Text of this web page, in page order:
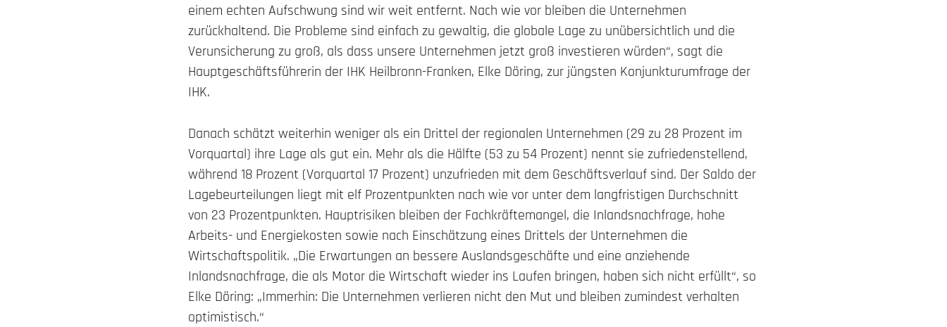
einem echten Aufschwung sind wir weit entfernt. Nach wie vor bleiben die Unternehmen
zurückhaltend. Die Probleme sind einfach zu gewaltig, die globale Lage zu unübersichtlich und die
Verunsicherung zu groß, als dass unsere Unternehmen jetzt groß investieren würden“, sagt die
Hauptgeschäftsführerin der IHK Heilbronn-Franken, Elke Döring, zur jüngsten Konjunkturumfrage der
IHK.
Danach schätzt weiterhin weniger als ein Drittel der regionalen Unternehmen (29 zu 28 Prozent im
Vorquartal) ihre Lage als gut ein. Mehr als die Hälfte (53 zu 54 Prozent) nennt sie zufriedenstellend,
während 18 Prozent (Vorquartal 17 Prozent) unzufrieden mit dem Geschäftsverlauf sind. Der Saldo der
Lagebeurteilungen liegt mit elf Prozentpunkten nach wie vor unter dem langfristigen Durchschnitt
von 23 Prozentpunkten. Hauptrisiken bleiben der Fachkräftemangel, die Inlandsnachfrage, hohe
Arbeits- und Energiekosten sowie nach Einschätzung eines Drittels der Unternehmen die
Wirtschaftspolitik. „Die Erwartungen an bessere Auslandsgeschäfte und eine anziehende
Inlandsnachfrage, die als Motor die Wirtschaft wieder ins Laufen bringen, haben sich nicht erfüllt“, so
Elke Döring: „Immerhin: Die Unternehmen verlieren nicht den Mut und bleiben zumindest verhalten
optimistisch.“